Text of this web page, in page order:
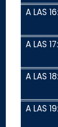
A LAS
A LAS
A LAS
A LAS